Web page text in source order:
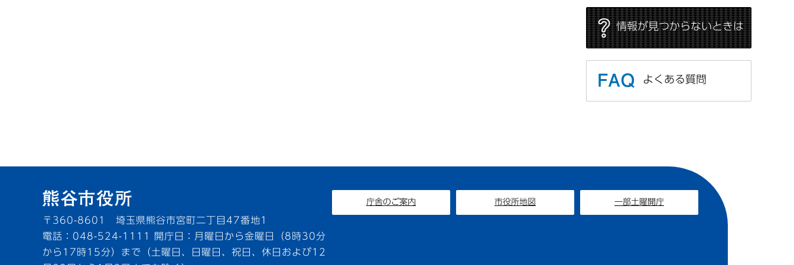
情報が見つからないときは
よくある質問
〒360-8601 埼玉県熊谷市宮町二丁目47番地1
電話：048-524-1111
開庁日：月曜日から金曜日（8時30分
から17時15分）まで（土曜日、日曜日、祝日、休日および12
庁舎のご案内 市役所地図 一部土曜開庁